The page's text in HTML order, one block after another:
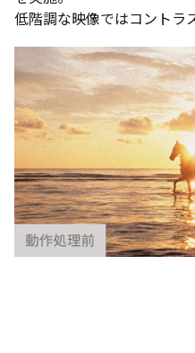
低階調な映像ではコントラ